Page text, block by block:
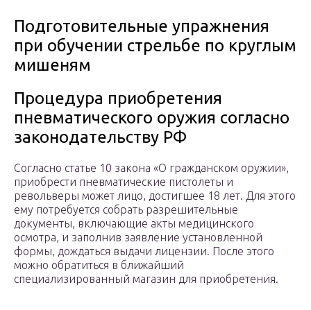
Подготовительные упражнения
при обучении стрельбе по круглым
мишеням
Процедура приобретения
пневматического оружия согласно
законодательству РФ
Согласно статье 10 закона «О гражданском оружии»,
приобрести пневматические пистолеты и
револьверы может лицо, достигшее 18 лет. Для этого
ему потребуется собрать разрешительные
документы, включающие акты медицинского
осмотра, и заполнив заявление установленной
формы, дождаться выдачи лицензии. После этого
можно обратиться в ближайший
специализированный магазин для приобретения.